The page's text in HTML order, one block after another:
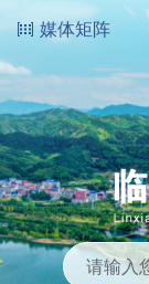
媒体矩阵